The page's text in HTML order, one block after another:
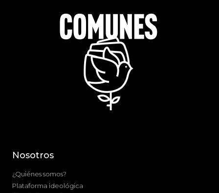
Nosotros
¿Quiénes somos?
Plataforma ideológica